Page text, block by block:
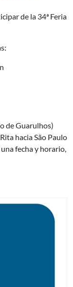
Feria de
de la 34ª Feria
de Guarulhos)
hacia São Paulo
fecha y horario,